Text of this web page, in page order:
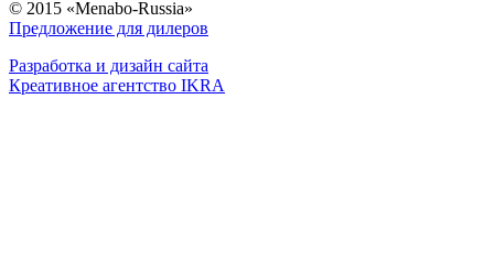
© 2015 «Menabo-Russia»
Предложение для дилеров
Разработка и дизайн сайта
Креативное агентство IKRA